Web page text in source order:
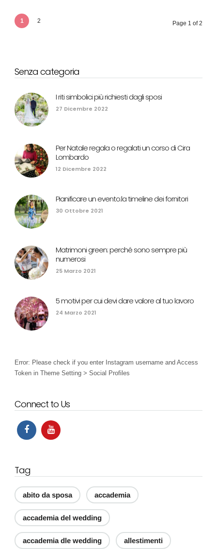
1 2 Page 1 of 2
Senza categoria
I riti simbolici più richiesti dagli sposi
27 Dicembre 2022
Per Natale regala o regalati un corso di Cira
Lombardo
12 Dicembre 2022
Pianificare un evento:la timeline dei fornitori
30 Ottobre 2021
Matrimoni green: perché sono sempre più
numerosi
25 Marzo 2021
5 motivi per cui devi dare valore al tuo lavoro
24 Marzo 2021
Error: Please check if you enter Instagram username and Access
Token in Theme Setting > Social Profiles
Connect to Us
Tag
abito da sposa accademia
accademia del wedding
accademia dle wedding allestimenti